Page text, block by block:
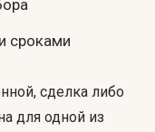
сроками
сделка либо
для одной из